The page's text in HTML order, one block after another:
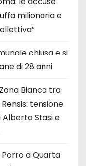
milionaria e
chiusa e si
di 28 anni
Bianca tra
tensione
Stasi e
a Quarta